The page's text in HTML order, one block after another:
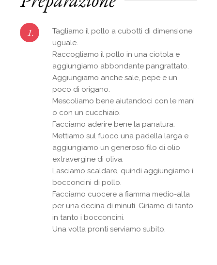
1.
Tagliamo il pollo a cubotti di dimensione
uguale.
Raccogliamo il pollo in una ciotola e
aggiungiamo abbondante pangrattato.
Aggiungiamo anche sale, pepe e un
poco di origano.
Mescoliamo bene aiutandoci con le mani
o con un cucchiaio.
Facciamo aderire bene la panatura.
Mettiamo sul fuoco una padella larga e
aggiungiamo un generoso filo di olio
extravergine di oliva.
Lasciamo scaldare, quindi aggiungiamo i
bocconcini di pollo.
Facciamo cuocere a fiamma medio-alta
per una decina di minuti. Giriamo di tanto
in tanto i bocconcini.
Una volta pronti serviamo subito.